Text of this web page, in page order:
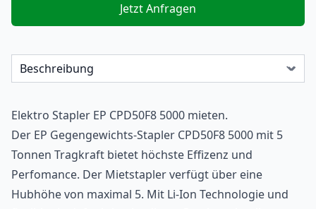
Jetzt Anfragen
Elektro Stapler EP CPD50F8 5000 mieten.
Der EP Gegengewichts-Stapler CPD50F8 5000 mit 5
Tonnen Tragkraft bietet höchste Effizenz und
Perfomance. Der Mietstaplerverfügt über eine
Hubhöhe von maximal 5. Mit Li-Ion Technologie und